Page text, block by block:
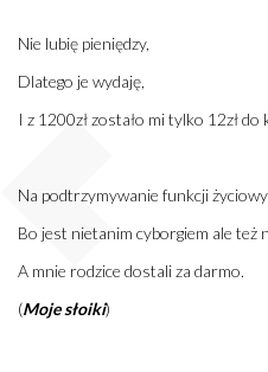
Nie lubię pieniędzy,
Dlatego je wydaję,
I z 1200zł zostało mi tylko 12zł do
Na podtrzymywanie funkcji
Bo jest nietanim cyborgiem ale też
A mnie rodzice dostali za darmo.
(Moje słoiki)